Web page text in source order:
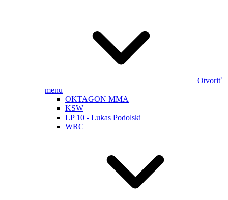
Otvoriť
menu
OKTAGON MMA
KSW
LP 10 - Lukas Podolski
WRC